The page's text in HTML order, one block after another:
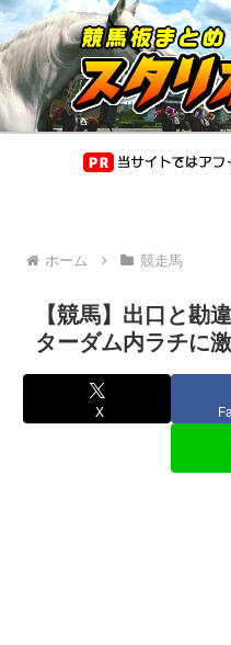
ホーム 競走馬
【競馬】出口と勘
ターダム内ラチに
X